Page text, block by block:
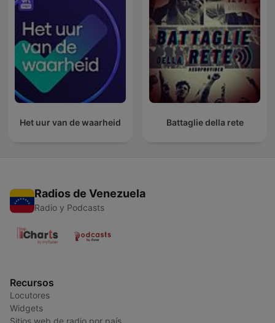
Het uur van de waarheid Battaglie della rete
Radios de Venezuela
Radio y Podcasts
Recursos
Locutores
Widgets